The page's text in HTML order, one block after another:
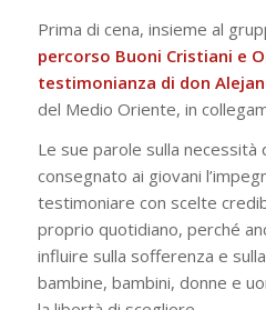
Prima di cena, insieme al
percorso Buoni Cristiani e
testimonianza di don
del Medio Oriente, in
Le sue parole sulla necessità
consegnato ai giovani
testimoniare con scelte
proprio quotidiano, perché
influire sulla sofferenza e
bambine, bambini, donne e